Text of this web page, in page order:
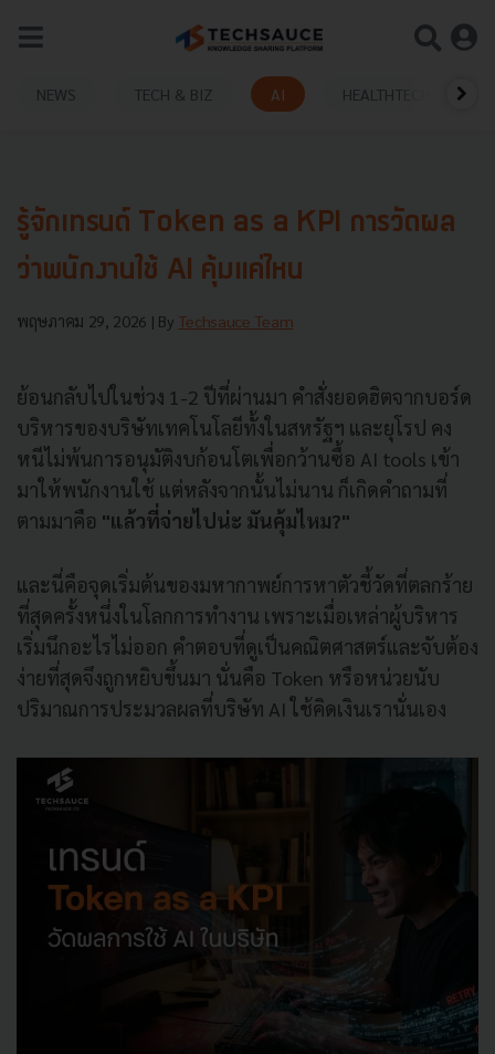
NEWS TECH & BIZ AI HEALTHTECH
รู้จักเทรนด์ Token as a KPI การวัดผล
ว่าพนักงานใช้ AI คุ้มแค่ไหน
พฤษภาคม 29, 2026 | By Techsauce Team
ย้อนกลับไปในช่วง 1-2 ปีที่ผ่านมา คำสั่งยอดฮิตจากบอร์ด
บริหารของบริษัทเทคโนโลยีทั้งในสหรัฐฯ และยุโรป คง
หนีไม่พ้นการอนุมัติงบก้อนโตเพื่อกว้านซื้อ AI tools เข้า
มาให้พนักงานใช้ แต่หลังจากนั้นไม่นาน ก็เกิดคำถามที่
ตามมาคือ "แล้วที่จ่ายไปน่ะ มันคุ้มไหม?"
และนี่คือจุดเริ่มต้นของมหากาพย์การหาตัวชี้วัดที่ตลกร้าย
ที่สุดครั้งหนึ่งในโลกการทำงาน เพราะเมื่อเหล่าผู้บริหาร
เริ่มนึกอะไรไม่ออก คำตอบที่ดูเป็นคณิตศาสตร์และจับต้อง
ง่ายที่สุดจึงถูกหยิบขึ้นมา นั่นคือ Token หรือหน่วยนับ
ปริมาณการประมวลผลที่บริษัท AI ใช้คิดเงินเรานั่นเอง